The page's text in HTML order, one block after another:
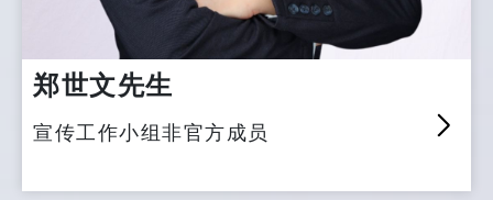
郑世文先生
宣传工作小组非官方成员